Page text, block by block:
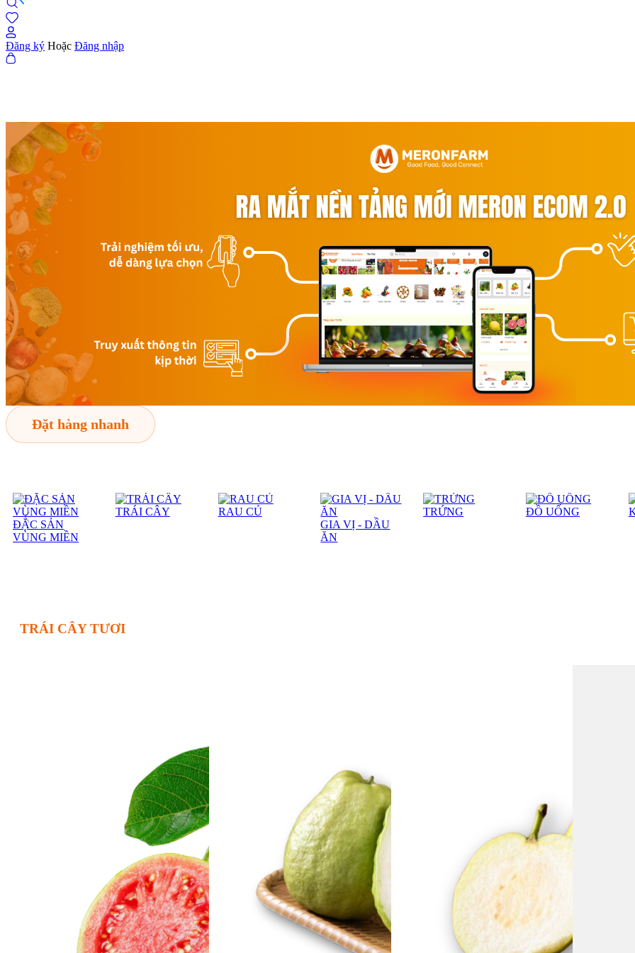
Đăng ký Hoặc Đăng nhập
Đặt hàng nhanh
ĐẶC SẢN
VÙNG MIỀN
TRÁI CÂY
RAU CỦ
GIA VỊ - DẦU
ĂN
TRỨNG ĐỒ UỐNG
TRÁI CÂY TƯƠI